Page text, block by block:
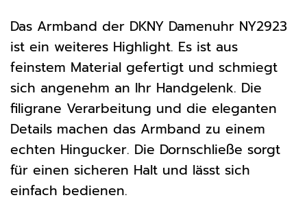
Das Armband der DKNY Damenuhr NY2923
ist ein weiteres Highlight. Es ist aus
feinstem Material gefertigt und schmiegt
sich angenehm an Ihr Handgelenk. Die
filigrane Verarbeitung und die eleganten
Details machen das Armband zu einem
echten Hingucker. Die Dornschließe sorgt
für einen sicheren Halt und lässt sich
einfach bedienen.